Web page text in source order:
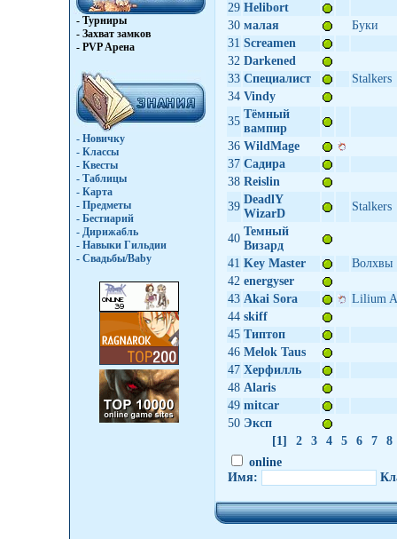
- Турниры
- Захват замков
- PVP Арена
- Новичку
- Классы
- Квесты
- Таблицы
- Карта
- Предметы
- Бестиарий
- Дирижабль
- Навыки Гильдии
- Свадьбы/Baby
29 Helibort
30 малая
Буки
31 Screamen
32 Darkened
33 Специалист
Stalkers
34 Vindy
35
Тёмный
вампир
36 WildMage
37 Садира
38 Reislin
39
DeadlY
WizarD
Stalkers
40
Темный
Визард
41 Key Master
Волхвы
42 energyser
43 Akai Sora
Lilium
44 skiff
45 Типтоп
46 Melok Taus
47 Херфилль
48 Alaris
49 mitcar
50 Эксп
[1]
2 3 4 5 6 7
8
online
Имя: